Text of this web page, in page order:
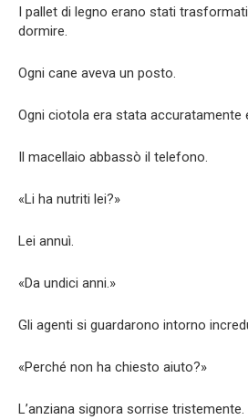
I pallet di legno erano stati
dormire.
Ogni cane aveva un posto.
Ogni ciotola era stata accuratamente
Il macellaio abbassò il telefono.
«Li ha nutriti lei?»
Lei annuì.
«Da undici anni.»
Gli agenti si guardarono intorno
«Perché non ha chiesto aiuto?»
L’anziana signora sorrise tristemente.